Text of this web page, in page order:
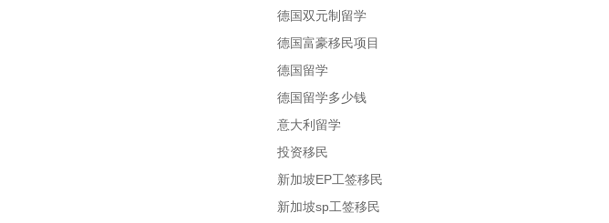
德国双元制留学
德国富豪移民项目
德国留学
德国留学多少钱
意大利留学
投资移民
新加坡EP工签移民
新加坡sp工签移民